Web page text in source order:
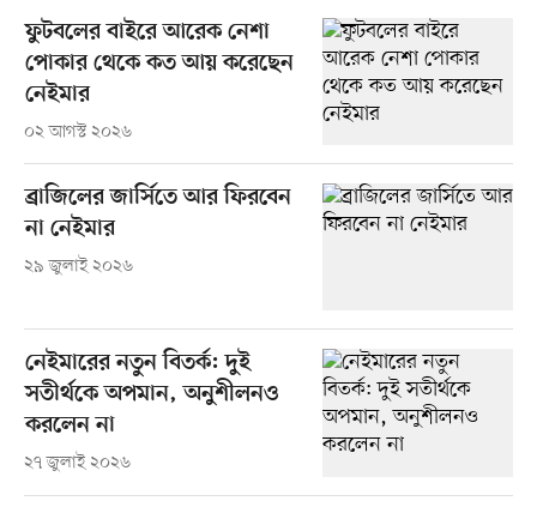
ফুটবলের বাইরে আরেক নেশা
পোকার থেকে কত আয় করেছেন
নেইমার
০২ আগস্ট ২০২৬
ব্রাজিলের জার্সিতে আর ফিরবেন
না নেইমার
২৯ জুলাই ২০২৬
নেইমারের নতুন বিতর্ক: দুই
সতীর্থকে অপমান, অনুশীলনও
করলেন না
২৭ জুলাই ২০২৬